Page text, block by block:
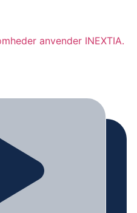
anvender INEXTIA.